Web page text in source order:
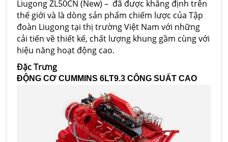
Liugong ZL50CN (New) – đã được khẳng định trên
thế giới và là dòng sản phẩm chiếm lược của Tập
đoàn Liugong tại thị trường Việt Nam với những
cải tiến về thiết kế, chất lượng khung gầm cùng với
hiệu năng hoạt động cao.
Đặc Trưng
ĐỘNG CƠ CUMMINS 6LT9.3 CÔNG SUẤT CAO